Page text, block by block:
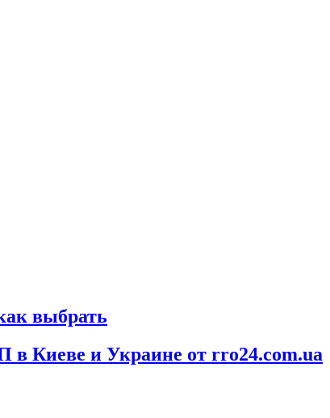
выбрать
Киеве и Украине от rro24.com.ua